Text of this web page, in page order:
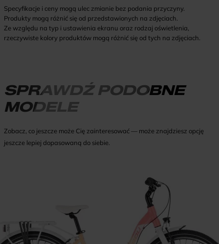
Specyfikacje i ceny mogą ulec zmianie bez podania przyczyny.
Produkty mogą różnić się od przedstawionych na zdjęciach.
Ze względu na typ i ustawienia ekranu oraz rodzaj oświetlenia,
rzeczywiste kolory produktów mogą różnić się od tych na zdjęciach.
SPRAWDŹ PODOBNE
MODELE
Zobacz, co jeszcze może Cię zainteresować — może znajdziesz opcję
jeszcze lepiej dopasowaną do siebie.